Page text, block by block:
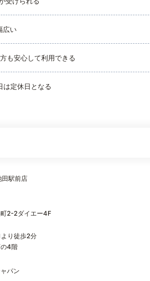
広い
も安心して利用できる
は定休日となる
田駅前店
2-2ダイエー4F
り徒歩2分
4階
パン